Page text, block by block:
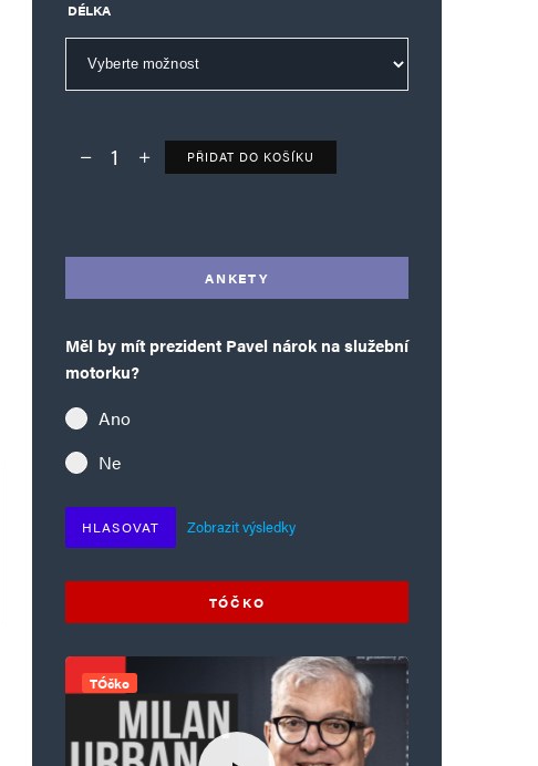
DÉLKA
Deník TO – verze bez reklam množství
PŘIDAT DO KOŠÍKU
ANKETY
Měl by mít prezident Pavel nárok na služební
motorku?
Ano
Ne
HLASOVAT Zobrazit výsledky
TÓČKO
TÓčko